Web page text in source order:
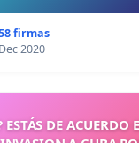
firmas
2020
ESTÁS DE ACUERDO